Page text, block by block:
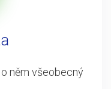
něm všeobecný